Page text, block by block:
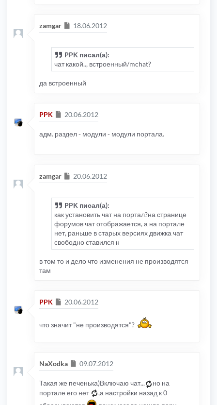
zamgar Сообщение
18.06.2012
PPK писал(а):
чат какой.., встроенный/mchat?
да встроенный
PPK Сообщение
20.06.2012
адм. раздел - модули - модули портала.
zamgar Сообщение
20.06.2012
PPK писал(а):
как установить чат на портал?на странице
форумов чат отображается, а на портале
нет, раньше в старых версиях движка чат
свободно ставился н
в том то и дело что изменения не производятся
там
PPK Сообщение
20.06.2012
что значит "не производятся"?
NaXodka Сообщение
09.07.2012
Такая же печенька)Включаю чат...
но на
портале его нет
,а настройки назад к 0